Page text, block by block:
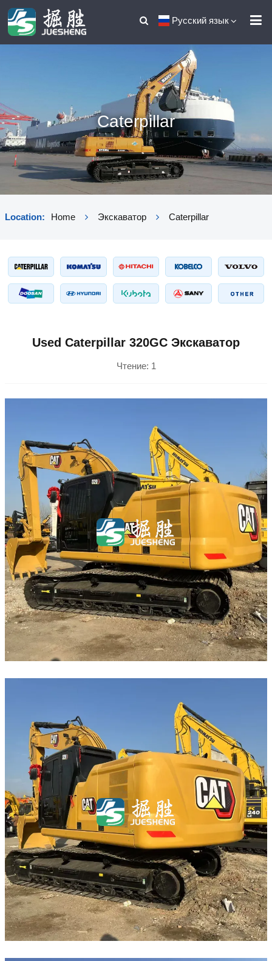
Русский язык
Caterpillar
Location: Home Экскаватор Caterpillar
Used Caterpillar 320GC Экскаватор
Чтение: 1